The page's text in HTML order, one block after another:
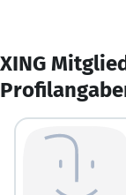
XING